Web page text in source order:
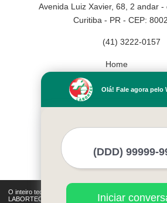
Avenida Luiz Xavier, 68, 2 andar
Curitiba - PR - CEP:
(41) 3222-0157
Home
Missão
O inteiro teor deste site está sujeito à proteção de
LABORTEC (Lei 9610 de 19/02/1998)
Olá! Fale agora pelo
Iniciar